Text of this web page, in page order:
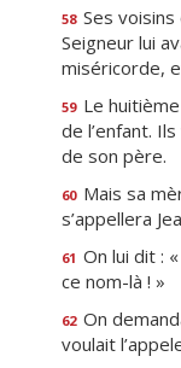
58 Ses
Seigneur lui
miséricorde,
59 Le
de l’enfant.
de son père.
60 Mais sa
s’appellera
61 On lui dit :
ce nom-là ! »
62 On
voulait